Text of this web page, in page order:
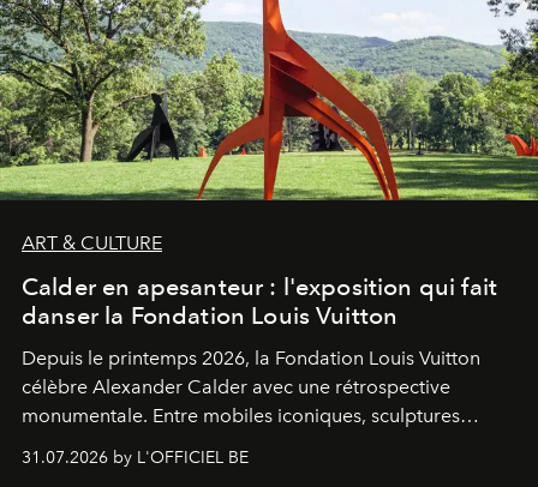
ART & CULTURE
Calder en apesanteur : l'exposition qui fait
danser la Fondation Louis Vuitton
Depuis le printemps 2026, la Fondation Louis Vuitton
célèbre Alexander Calder avec une rétrospective
monumentale. Entre mobiles iconiques, sculptures
monumentales et poésie du mouvement, l'artiste
américain investit les espaces imaginés par Frank Gehry
31.07.2026 by L'OFFICIEL BE